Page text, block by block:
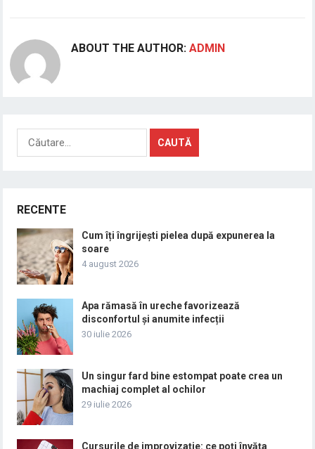
ABOUT THE AUTHOR:ADMIN
Caută
după:
RECENTE
Cum îți îngrijești pielea după expunerea la
soare
4 august 2026
Apa rămasă în ureche favorizează
disconfortul și anumite infecții
30 iulie 2026
Un singur fard bine estompat poate crea un
machiaj complet al ochilor
29 iulie 2026
Cursurile de improvizație: ce poți învăța